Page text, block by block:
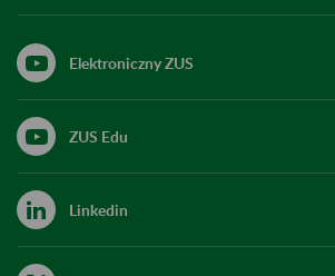
Elektroniczny ZUS
ZUS Edu
Linkedin